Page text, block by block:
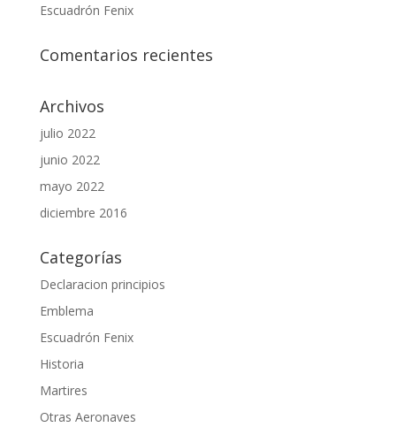
Escuadrón Fenix
Comentarios recientes
Archivos
julio 2022
junio 2022
mayo 2022
diciembre 2016
Categorías
Declaracion principios
Emblema
Escuadrón Fenix
Historia
Martires
Otras Aeronaves